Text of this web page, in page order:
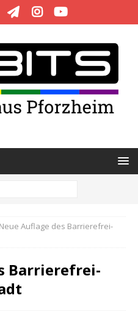
Neue Auflage des Barrierefrei-
Barrierefrei-